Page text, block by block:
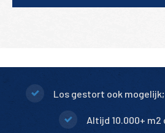
Los gestort ook
Altijd 10.000+ m2